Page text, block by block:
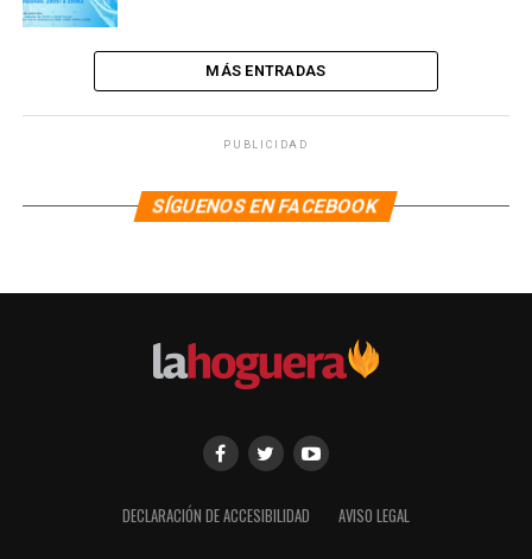
MÁS ENTRADAS
PUBLICIDAD
SÍGUENOS EN FACEBOOK
DECLARACIÓN DE ACCESIBILIDAD AVISO LEGAL